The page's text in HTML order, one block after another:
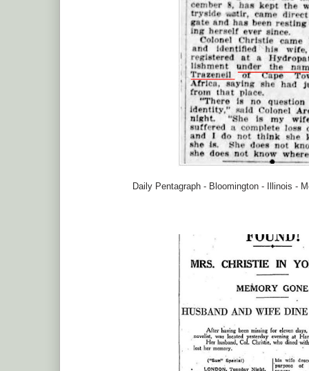
Daily Pentagraph - Bloomington - Illinois -